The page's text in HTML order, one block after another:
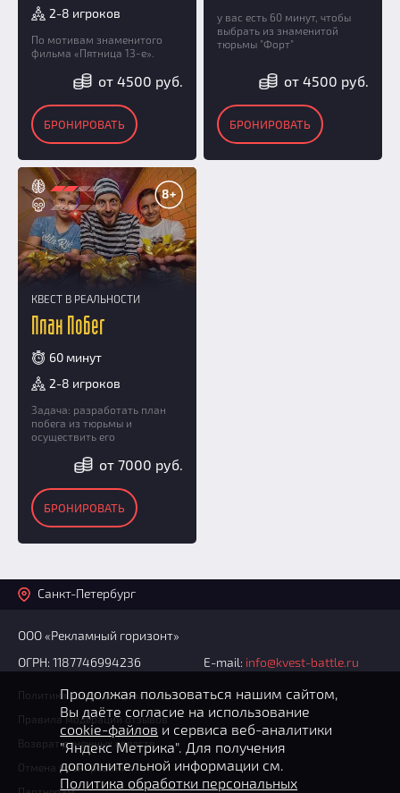
2-8 игроков
По мотивам знаменитого
фильма «Пятница 13-е».
от 4500 руб.
БРОНИРОВАТЬ
у вас есть 60 минут, чтобы
выбрать из знаменитой
тюрьмы "Форт"
от 4500 руб.
БРОНИРОВАТЬ
8+
КВЕСТ В РЕАЛЬНОСТИ
План Побег
60 минут
2-8 игроков
Задача: разработать план
побега из тюрьмы и
осуществить его
от 7000 руб.
БРОНИРОВАТЬ
Санкт-Петербург
ООО «Рекламный горизонт»
ОГРН: 1187746994236
E-mail: info@kvest-battle.ru
Политика конфиденциальности
Правила модерации отзывов
Возврат денежных средств
Отмена бронирования
Продолжая пользоваться нашим сайтом,
Вы даёте согласие на использование
cookie-файлови сервиса веб-аналитики
"Яндекс Метрика". Для получения
дополнительной информации см.
Политика обработки персональных